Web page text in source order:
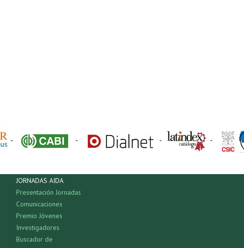
- - - -
JORNADAS AIDA
Presentación Jornadas
Comunicaciones
Premio Jóvenes
Investigadores
Buscador de